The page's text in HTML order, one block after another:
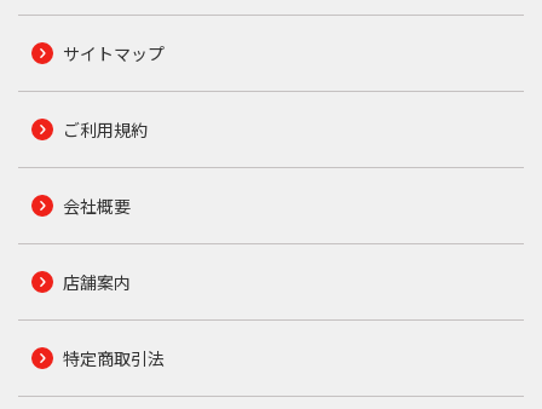
サイトマップ
ご利用規約
会社概要
店舗案内
特定商取引法